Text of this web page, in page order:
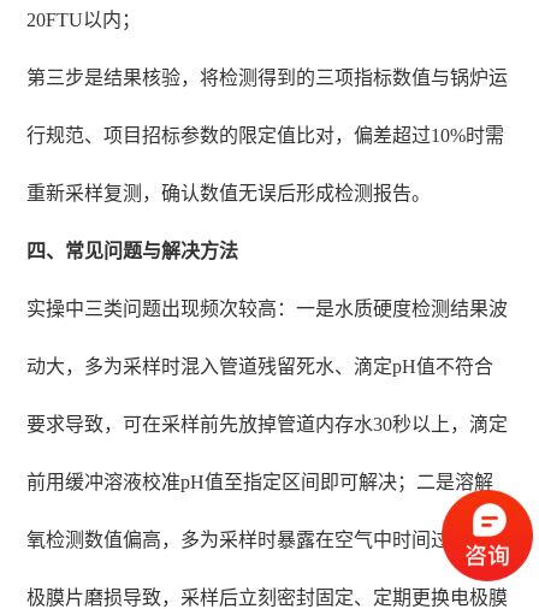
20FTU以内；
第三步是结果核验，将检测得到的三项指标数值与锅炉运
行规范、项目招标参数的限定值比对，偏差超过10%时需
重新采样复测，确认数值无误后形成检测报告。
四、常见问题与解决方法
实操中三类问题出现频次较高：一是水质硬度检测结果波
动大，多为采样时混入管道残留死水、滴定pH值不符合
要求导致，可在采样前先放掉管道内存水30秒以上，滴定
前用缓冲溶液校准pH值至指定区间即可解决；二是溶解
氧检测数值偏高，多为采样时暴露在空气中时间过长、电
极膜片磨损导致，采样后立刻密封固定、定期更换电极膜